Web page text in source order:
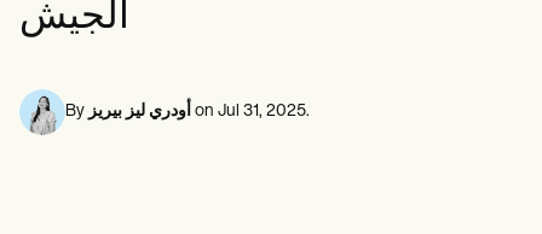
متخصصو الصحة النفسية
الأخصائيون الاجتماعيون
علماء النفس
الممرضات
Insurance claims
Speech therapists
Life coaches
Massage therapists
الجيش
By أودري ليز بيريز on Jul 31, 2025.